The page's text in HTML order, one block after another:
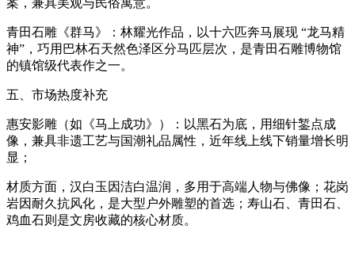
青田石雕《群马》：林耀光作品，以十六匹奔马展现 “龙马精
神”，巧用巴林石天然色泽区分马匹层次，是青田石雕博物馆
的镇馆级代表作之一。
五、市场热度补充
惠安影雕（如《马上成功》）：以黑石为底，用细针錾点成
像，兼具非遗工艺与国潮礼品属性，近年线上线下销量增长明
显；
材质方面，汉白玉因洁白温润，多用于高端人物与佛像；花岗
岩因耐久抗风化，是大型户外雕塑的首选；寿山石、青田石、
鸡血石则是文房收藏的核心材质。